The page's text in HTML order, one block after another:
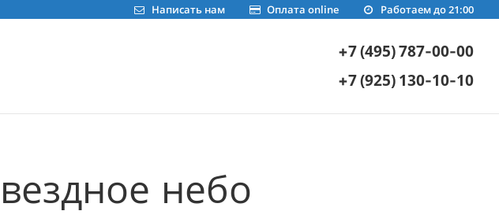
Работаем до 21:00
Оплата online
Написать нам
+7 (495) 787-00-00
+7 (925) 130-10-10
небо